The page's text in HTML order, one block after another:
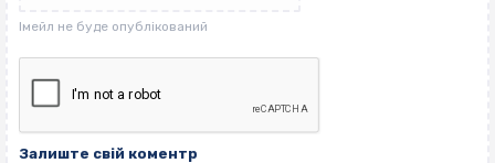
Залиште свій коментр